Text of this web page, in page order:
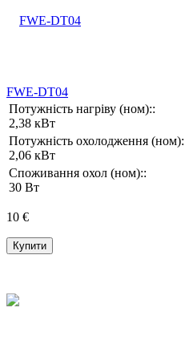
FWE-DT04
Потужність нагріву (ном)::
2,38 кВт
Потужність охолодження
2,06 кВт
Споживання охол (ном)::
30 Вт
10 €
Купити